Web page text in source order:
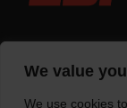
We value
We use cookies